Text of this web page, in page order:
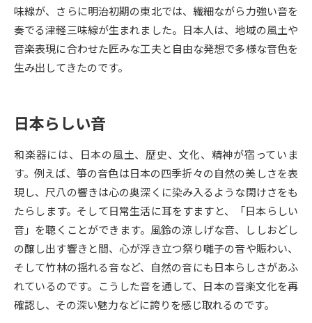
来場型・Web型イベント特集 夢ナビライブ
志望校・出願校を調べる
併願校選び 受験スケジュールを立てよう
先輩が入学を決めた理由 テレメール全国一斉進学調査
新生活お役立ちガイド
学問発見 学問検索
味線が、さらに明治初期の東北では、繊細ながら力強い音を
奏でる津軽三味線が生まれました。日本人は、地域の風土や
音楽表現に合わせた匠みな工夫と自由な発想で多様な音色を
生み出してきたのです。
日本らしい音
和楽器には、日本の風土、歴史、文化、精神が宿っていま
す。例えば、箏の音色は日本の四季折々の自然の美しさを表
現し、尺八の響きは心の奥深くに染み入るような閑けさをも
たらします。そして日常生活に耳をすますと、「日本らしい
音」を聴くことができます。風鈴の涼しげな音、ししおどし
の醸し出す響きと間、心が浮き立つ祭り囃子の音や賑わい、
そして竹林の揺れる音など、自然の音にも日本らしさがあふ
れているのです。こうした音を通して、日本の音楽文化を再
確認し、その深い魅力などに誇りを感じ取れるのです。